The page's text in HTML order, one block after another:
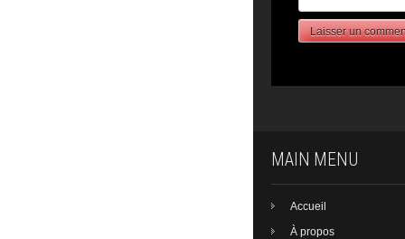
MAIN MENU
Accueil
À propos